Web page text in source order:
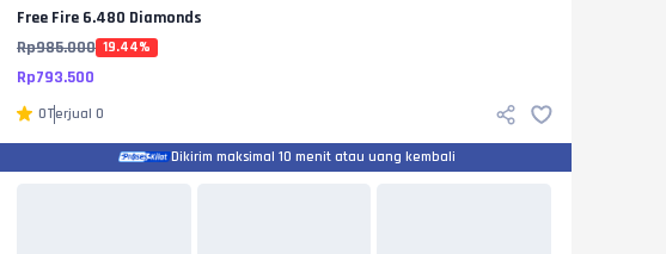
Free Fire 6.480 Diamonds
Rp985.000 19.44%
Rp793.500
0Terjual 0
Dikirim maksimal 10 menit atau uang kembali